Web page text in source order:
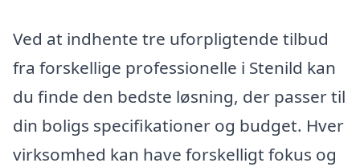
Ved at indhente tre uforpligtende tilbud
fra forskellige professionelle i Stenild kan
du finde den bedste løsning, der passer til
din boligs specifikationer og budget. Hver
virksomhed kan have forskelligt fokus og